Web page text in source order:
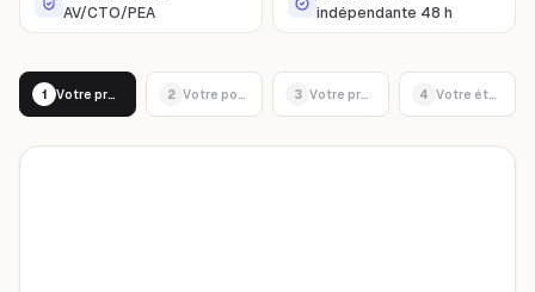
AV/CTO/PEA
indépendante 48 h
1 Votre projet 2 3 4